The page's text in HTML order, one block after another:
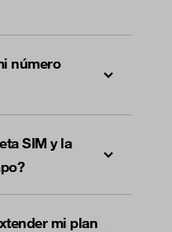
número
SIM y la
mi plan